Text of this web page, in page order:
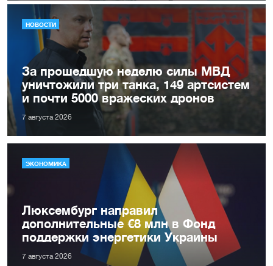
НОВОСТИ
За прошедшую неделю силы МВД
уничтожили три танка, 149 артсистем
и почти 5000 вражеских дронов
7 августа 2026
ЭКОНОМИКА
Люксембург направил
дополнительные €8 млн в Фонд
поддержки энергетики Украины
7 августа 2026